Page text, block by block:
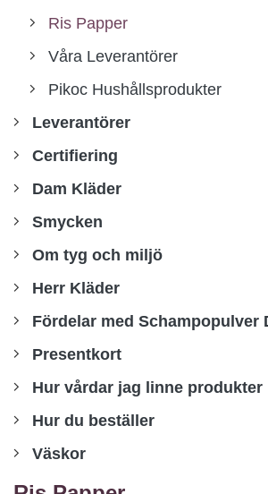
Ris Papper
Våra Leverantörer
Pikoc Hushållsprodukter
Leverantörer
Certifiering
Dam Kläder
Smycken
Om tyg och miljö
Herr Kläder
Fördelar med Schampopulver
Presentkort
Hur vårdar jag linne produkter
Hur du beställer
Väskor